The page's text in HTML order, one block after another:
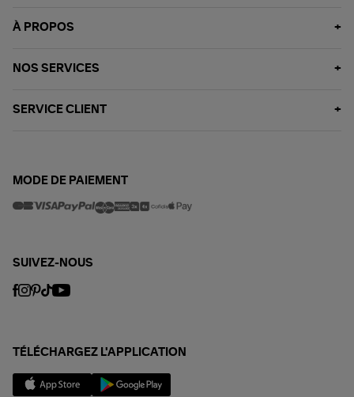
À PROPOS
NOS SERVICES
SERVICE CLIENT
MODE DE PAIEMENT
SUIVEZ-NOUS
TÉLÉCHARGEZ L'APPLICATION